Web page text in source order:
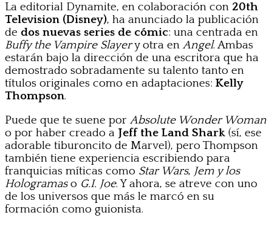
La editorial Dynamite, en colaboración con 20th
Television (Disney), ha anunciado la publicación
de dos nuevas series de cómic: una centrada en
Buffy the Vampire Slayery otra enAngel. Ambas
estarán bajo la dirección de una escritora que ha
demostrado sobradamente su talento tanto en
títulos originales como en adaptaciones: Kelly
Thompson.
Puede que te suene porAbsolute Wonder Woman
o por haber creado a Jeff the Land Shark (sí, ese
adorable tiburoncito de Marvel), pero Thompson
también tiene experiencia escribiendo para
franquicias míticas como Star Wars, Jem y los
Hologramaso G.I. Joe. Y ahora, se atreve con uno
de los universos que más le marcó en su
formación como guionista.